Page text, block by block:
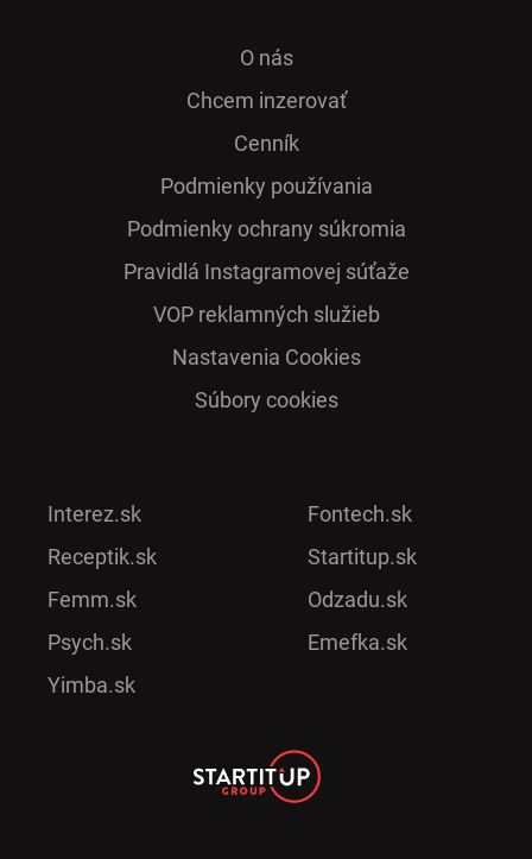
O nás
Chcem inzerovať
Cenník
Podmienky používania
Podmienky ochrany súkromia
Pra­vidlá Ins­ta­gra­mo­vej sú­ťaže
VOP reklamných služieb
Nastavenia Cookies
Súbory cookies
Interez.sk
Receptik.sk
Femm.sk
Psych.sk
Yimba.sk
Fontech.sk
Startitup.sk
Odzadu.sk
Emefka.sk